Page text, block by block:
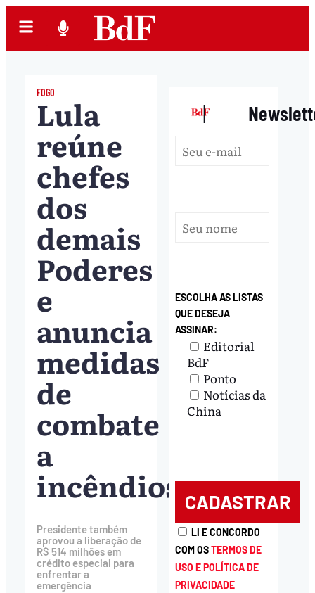
FOGO
Lula
reúne
chefes
dos
demais
Poderes
e
anuncia
medidas
de
combate
a
incêndios
Presidente também
aprovou a liberação de
R$ 514 milhões em
crédito especial para
enfrentar a
emergência
|
ESCOLHA AS LISTAS
QUE DESEJA
ASSINAR:
Editorial
BdF
Ponto
Notícias da
China
LI E CONCORDO
COM OSTERMOS DE
USO E POLÍTICA DE
PRIVACIDADE